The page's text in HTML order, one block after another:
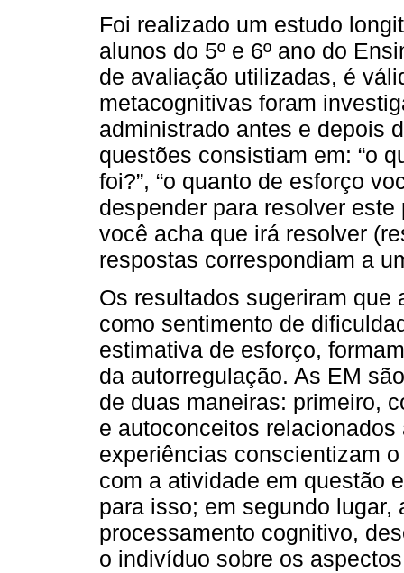
Foi realizado um estudo
alunos do 5º e 6º ano do
de avaliação utilizadas, é
metacognitivas foram
administrado antes e depois
questões consistiam em: “o
foi?”, “o quanto de esforço
despender para resolver este
você acha que irá resolver
respostas correspondiam a
Os resultados sugeriram
como sentimento de
estimativa de esforço,
da autorregulação. As EM
de duas maneiras: primeiro,
e autoconceitos
experiências conscientizam
com a atividade em questão
para isso; em segundo lugar,
processamento cognitivo,
o indivíduo sobre os